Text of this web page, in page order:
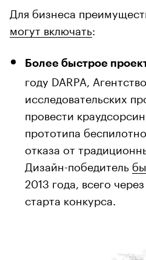
Для бизнеса
могут включать:
Более быстрое
году DARPA,
исследовательских
провести
прототипа
отказа от
Дизайн-победитель
2013 года, всего
старта конкурса.